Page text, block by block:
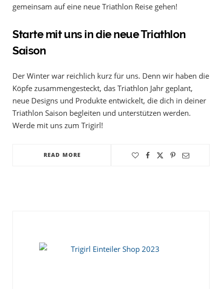
gemeinsam auf eine neue Triathlon Reise gehen!
Starte mit uns in die neue Triathlon
Saison
Der Winter war reichlich kurz für uns. Denn wir haben die
Köpfe zusammengesteckt, das Triathlon Jahr geplant,
neue Designs und Produkte entwickelt, die dich in deiner
Triathlon Saison begleiten und unterstützen werden.
Werde mit uns zum Trigirl!
READ MORE